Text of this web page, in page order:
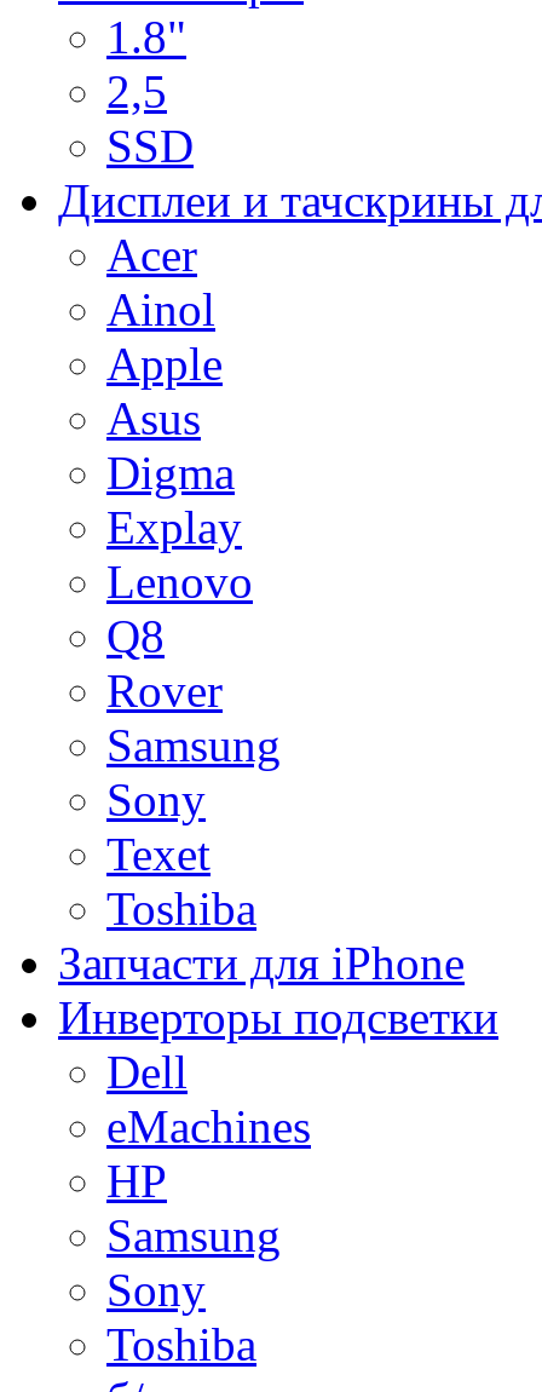
1.8"
2,5
SSD
Дисплеи и тачскрины
Acer
Ainol
Apple
Asus
Digma
Explay
Lenovo
Q8
Rover
Samsung
Sony
Texet
Toshiba
Запчасти для iPhone
Инверторы подсветки
Dell
eMachines
HP
Samsung
Sony
Toshiba